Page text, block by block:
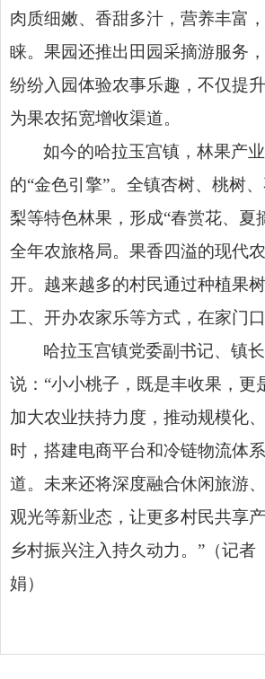
肉质细嫩、香甜多汁，营养丰富
睐。果园还推出田园采摘游服务
纷纷入园体验农事乐趣，不仅提
为果农拓宽增收渠道。
如今的哈拉玉宫镇，林果产
的“金色引擎”。全镇杏树、桃树
梨等特色林果，形成“春赏花、夏
全年农旅格局。果香四溢的现代
开。越来越多的村民通过种植果
工、开办农家乐等方式，在家门
哈拉玉宫镇党委副书记、镇
说：“小小桃子，既是丰收果，更
加大农业扶持力度，推动规模化
时，搭建电商平台和冷链物流体
道。未来还将深度融合休闲旅游
观光等新业态，让更多村民共享
乡村振兴注入持久动力。”（记
娟）